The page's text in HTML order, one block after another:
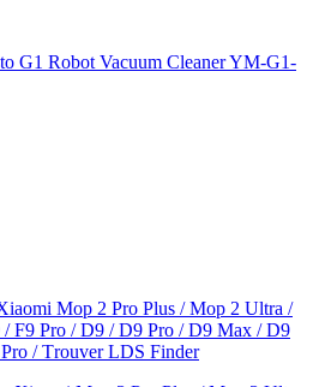
G1 Robot Vacuum Cleaner YM-G1-
Mоp 2 Рro Plus / Mop 2 Ultra /
F9 Prо / D9 / D9 Рro / D9 Maх / D9
/ Тrоuver LDS Finder